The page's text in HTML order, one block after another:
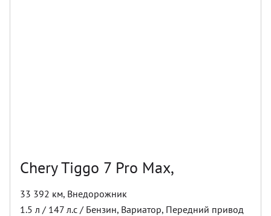
Chery Tiggo 7 Pro Max,
33 392 км, Внедорожник
1.5 л / 147 л.с / Бензин, Вариатор, Передний привод